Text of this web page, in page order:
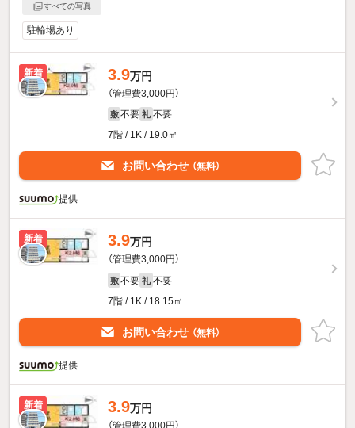
すべての写真
駐輪場あり
新着 3.9万円
（管理費3,000円）
敷 不要 礼 不要
7階 / 1K / 19.0㎡
お問い合わせ （無料）
提供
新着 3.9万円
（管理費3,000円）
敷 不要 礼 不要
7階 / 1K / 18.15㎡
お問い合わせ （無料）
提供
新着 3.9万円
（管理費3,000円）